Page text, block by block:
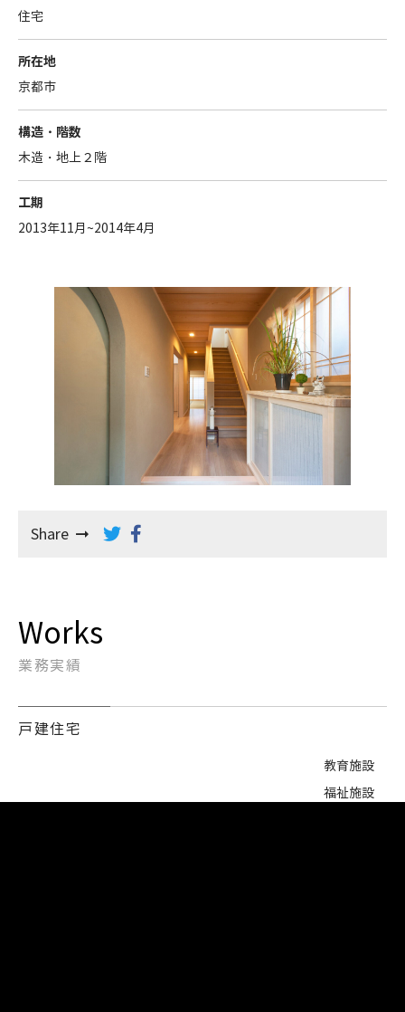
Works
業務実績
戸建住宅
教育施設
福祉施設
住宅
所在地
京都市
構造・階数
木造・地上２階
工期
2013年11月~2014年4月
Share